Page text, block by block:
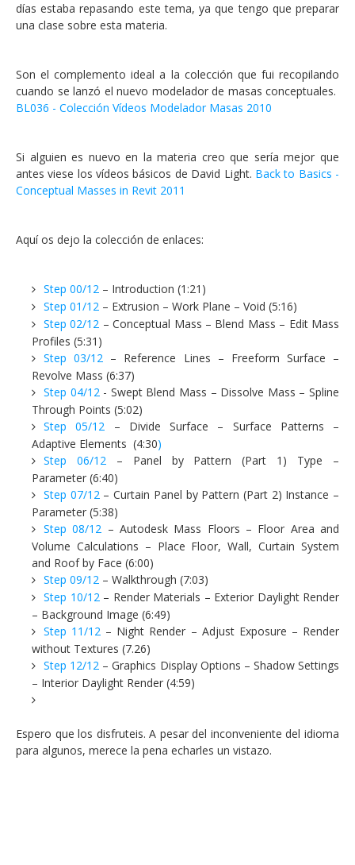
días estaba repasando este tema, ya que tengo que preparar
una clase sobre esta materia.
Son el complemento ideal a la colección que fui recopilando
cuando se lanzó el nuevo modelador de masas conceptuales.
BL036 - Colección Vídeos Modelador Masas 2010
Si alguien es nuevo en la materia creo que sería mejor que
antes viese los vídeos básicos de David Light. Back to Basics -
Conceptual Masses in Revit 2011
Aquí os dejo la colección de enlaces:
Step 00/12 – Introduction (1:21)
Step 01/12 – Extrusion – Work Plane – Void (5:16)
Step 02/12 – Conceptual Mass – Blend Mass – Edit Mass
Profiles (5:31)
Step 03/12 – Reference Lines – Freeform Surface –
Revolve Mass (6:37)
Step 04/12- Swept Blend Mass – Dissolve Mass – Spline
Through Points (5:02)
Step 05/12 – Divide Surface – Surface Patterns –
Adaptive Elements (4:30)
Step 06/12– Panel by Pattern (Part 1) Type –
Parameter (6:40)
Step 07/12– Curtain Panel by Pattern (Part 2) Instance –
Parameter (5:38)
Step 08/12 – Autodesk Mass Floors – Floor Area and
Volume Calculations – Place Floor, Wall, Curtain System
and Roof by Face (6:00)
Step 09/12 – Walkthrough (7:03)
Step 10/12– Render Materials – Exterior Daylight Render
– Background Image (6:49)
Step 11/12 – Night Render – Adjust Exposure – Render
without Textures (7.26)
Step 12/12 – Graphics Display Options – Shadow Settings
– Interior Daylight Render (4:59)
Espero que los disfruteis. A pesar del inconveniente del idioma
para algunos, merece la pena echarles un vistazo.